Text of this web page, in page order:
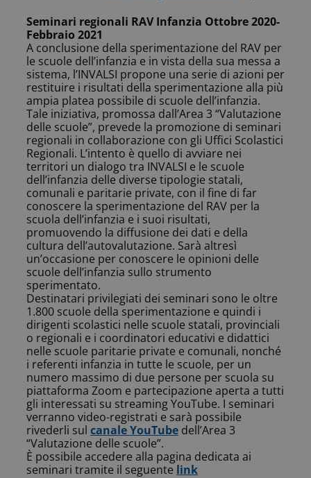
Seminari regionali RAV Infanzia Ottobre 2020-
Febbraio 2021
A conclusione della sperimentazione del RAV per
le scuole dell’infanzia e in vista della sua messa a
sistema, l’INVALSI propone una serie di azioni per
restituire i risultati della sperimentazione alla più
ampia platea possibile di scuole dell’infanzia.
Tale iniziativa, promossa dall’Area 3 “Valutazione
delle scuole”, prevede la promozione di seminari
regionali in collaborazione con gli Uffici Scolastici
Regionali. L’intento è quello di avviare nei
territori un dialogo tra INVALSI e le scuole
dell’infanzia delle diverse tipologie statali,
comunali e paritarie private, con il fine di far
conoscere la sperimentazione del RAV per la
scuola dell’infanzia e i suoi risultati,
promuovendo la diffusione dei dati e della
cultura dell’autovalutazione. Sarà altresì
un’occasione per conoscere le opinioni delle
scuole dell’infanzia sullo strumento
sperimentato.
Destinatari privilegiati dei seminari sono le oltre
1.800 scuole della sperimentazione e quindi i
dirigenti scolastici nelle scuole statali, provinciali
o regionali e i coordinatori educativi e didattici
nelle scuole paritarie private e comunali, nonché
i referenti infanzia in tutte le scuole, per un
numero massimo di due persone per scuola su
piattaforma Zoom e partecipazione aperta a tutti
gli interessati su streaming YouTube. I seminari
verranno video-registrati e sarà possibile
rivederli sul canale YouTube dell’Area 3
“Valutazione delle scuole”.
È possibile accedere alla pagina dedicata ai
seminari tramite il seguente link